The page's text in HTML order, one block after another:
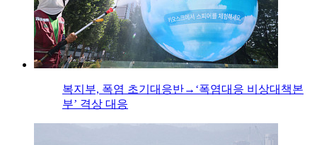
복지부, 폭염 초기대응반→‘폭염대응 비상대책본
부’ 격상 대응